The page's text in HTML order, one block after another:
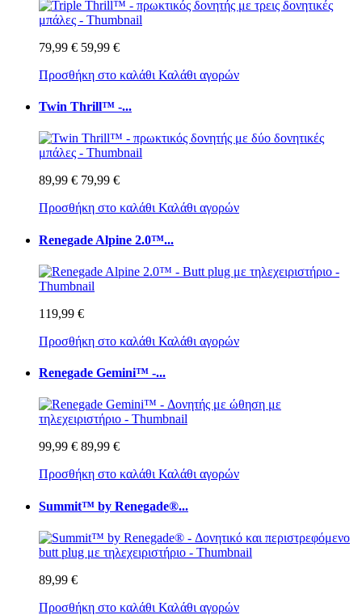
79,99 € 59,99 €
Προσθήκη στο καλάθι Καλάθι αγορών
Twin Thrill™ -...
89,99 € 79,99 €
Προσθήκη στο καλάθι Καλάθι αγορών
Renegade Alpine 2.0™...
119,99 €
Προσθήκη στο καλάθι Καλάθι αγορών
Renegade Gemini™ -...
99,99 € 89,99 €
Προσθήκη στο καλάθι Καλάθι αγορών
Summit™ by Renegade®...
89,99 €
Προσθήκη στο καλάθι Καλάθι αγορών